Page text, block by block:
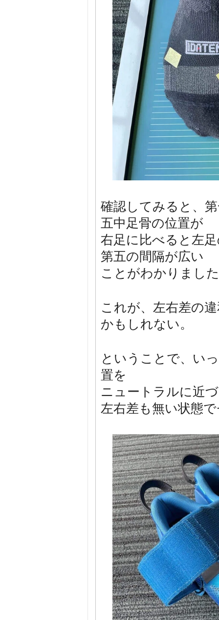
確認してみると、
五中足骨の位置が
右足に比べると左
第五の間隔が広い
ことがわかりまし
これが、左右差の
かもしれない。
ということで、い
置を
ニュートラルに近
左右差も無い状態